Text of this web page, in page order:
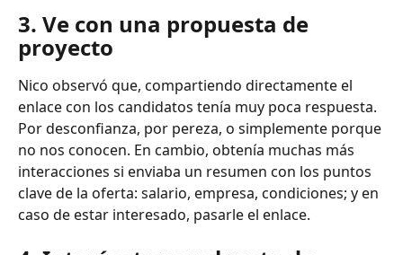
3. Ve con una propuesta de
proyecto
Nico observó que, compartiendo directamente el
enlace con los candidatos tenía muy poca respuesta.
Por desconfianza, por pereza, o simplemente porque
no nos conocen. En cambio, obtenía muchas más
interacciones si enviaba un resumen con los puntos
clave de la oferta: salario, empresa, condiciones; y en
caso de estar interesado, pasarle el enlace.